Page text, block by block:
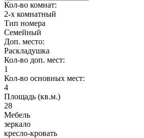
Кол-во комнат:
2-х комнатный
Тип номера
Семейный
Доп. место:
Раскладушка
Кол-во доп. мест:
1
Кол-во основных мест:
4
Площадь (кв.м.)
28
Мебель
зеркало
кресло-кровать